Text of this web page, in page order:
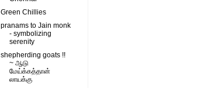
Green Chillies
pranams to Jain monk
- symbolizing
serenity
shepherding goats !!
~ ஆடு
மேய்க்கத்தான்
லாயக்கு